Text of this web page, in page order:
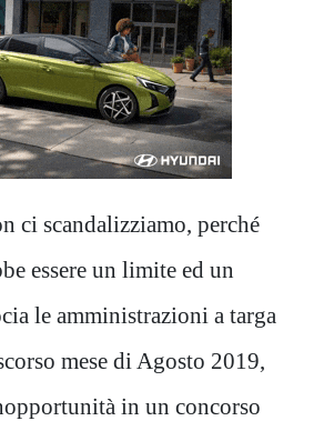
ci scandalizziamo, perché
essere un limite ed un
le amministrazioni a targa
mese di Agosto 2019,
in un concorso